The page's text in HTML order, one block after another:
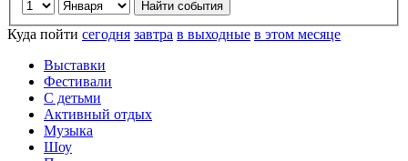
Куда пойти сегодня завтра в выходные в этом месяце
Выставки
Фестивали
С детьми
Активный отдых
Музыка
Шоу